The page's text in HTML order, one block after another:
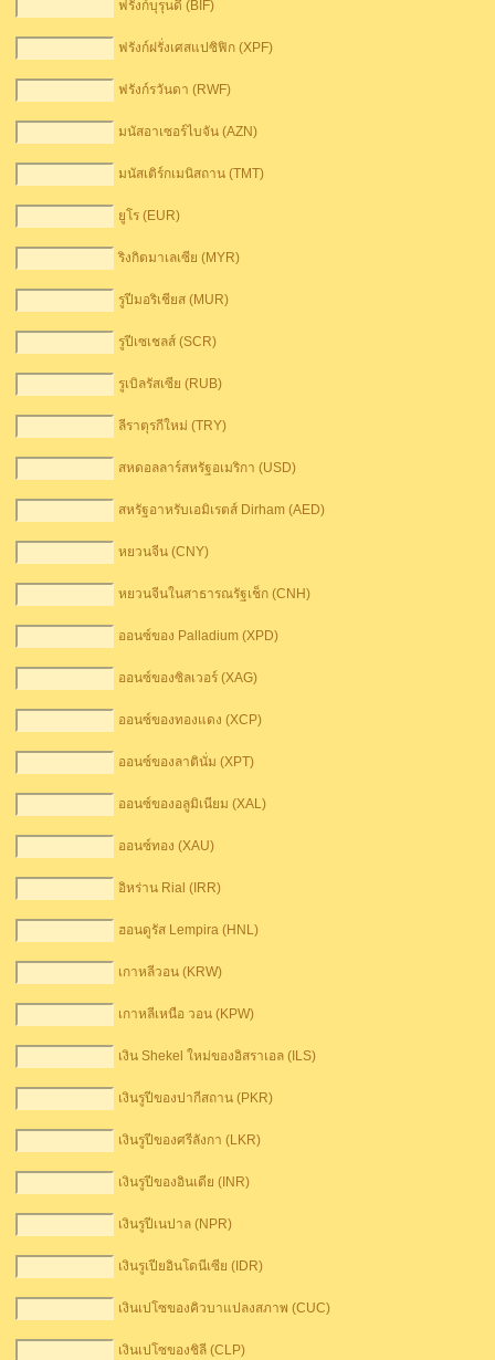
ฟรังก์บุรุนดี (BIF)
ฟรังก์ฝรั่งเศสแปซิฟิก (XPF)
ฟรังก์รวันดา (RWF)
มนัสอาเซอร์ไบจัน (AZN)
มนัสเติร์กเมนิสถาน (TMT)
ยูโร (EUR)
ริงกิตมาเลเซีย (MYR)
รูปีมอริเชียส (MUR)
รูปีเซเชลส์ (SCR)
รูเบิลรัสเซีย (RUB)
ลีราตุรกีใหม่ (TRY)
สหดอลลาร์สหรัฐอเมริกา (USD)
สหรัฐอาหรับเอมิเรตส์ Dirham (AED)
หยวนจีน (CNY)
หยวนจีนในสาธารณรัฐเช็ก (CNH)
ออนซ์ของ Palladium (XPD)
ออนซ์ของซิลเวอร์ (XAG)
ออนซ์ของทองแดง (XCP)
ออนซ์ของลาตินั่ม (XPT)
ออนซ์ของอลูมิเนียม (XAL)
ออนซ์ทอง (XAU)
อิหร่าน Rial (IRR)
ฮอนดูรัส Lempira (HNL)
เกาหลีวอน (KRW)
เกาหลีเหนือ วอน (KPW)
เงิน Shekel ใหม่ของอิสราเอล (ILS)
เงินรูปีของปากีสถาน (PKR)
เงินรูปีของศรีลังกา (LKR)
เงินรูปีของอินเดีย (INR)
เงินรูปีเนปาล (NPR)
เงินรูเปียอินโดนีเซีย (IDR)
เงินเปโซของคิวบาแปลงสภาพ (CUC)
เงินเปโซของชิลี (CLP)